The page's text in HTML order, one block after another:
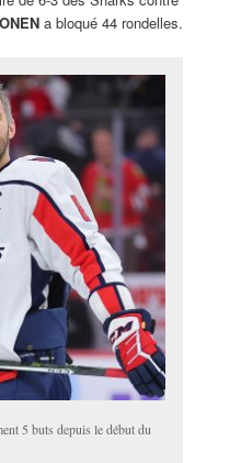
a bloqué 44 rondelles.
5 buts depuis le début du